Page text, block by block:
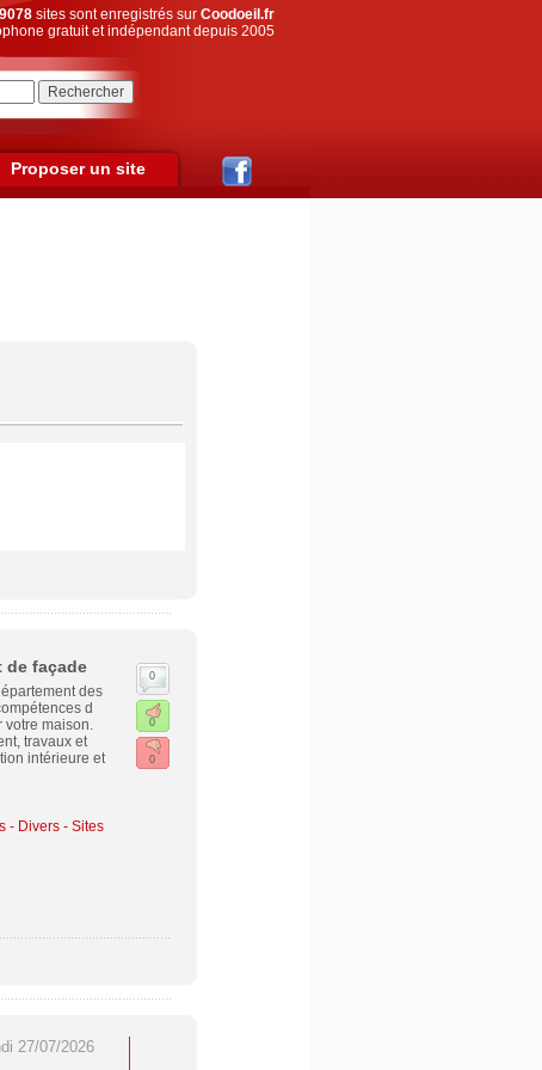
sites sont enregistrés sur Coodoeil.fr
gratuit et indépendant depuis 2005
Proposer un site
de façade
des
d
votre maison.
travaux et
intérieure et
- Divers - Sites
0
0
0
27/07/2026